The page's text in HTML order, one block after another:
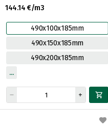
144.14 €/m3
490x100x185mm
490x150x185mm
490x200x185mm